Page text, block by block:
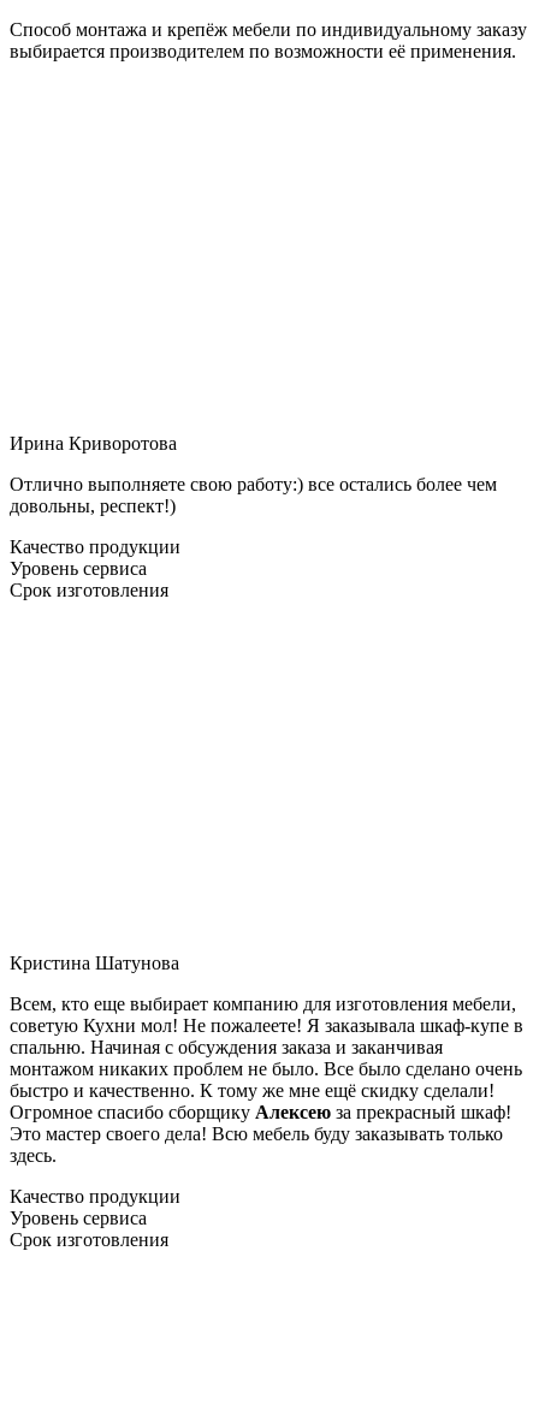
Способ монтажа и крепёж мебели по индивидуальному заказу
выбирается производителем по возможности её применения.
Ирина Криворотова
Отлично выполняете свою работу:) все остались более чем
довольны, респект!)
Качество продукции
Уровень сервиса
Срок изготовления
Кристина Шатунова
Всем, кто еще выбирает компанию для изготовления мебели,
советую Кухни мол! Не пожалеете! Я заказывала шкаф-купе в
спальню. Начиная с обсуждения заказа и заканчивая
монтажом никаких проблем не было. Все было сделано очень
быстро и качественно. К тому же мне ещё скидку сделали!
Огромное спасибо сборщику Алексею за прекрасный шкаф!
Это мастер своего дела! Всю мебель буду заказывать только
здесь.
Качество продукции
Уровень сервиса
Срок изготовления